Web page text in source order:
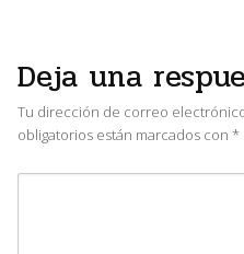
Deja una
Tu dirección de correo
obligatorios están marcados con *